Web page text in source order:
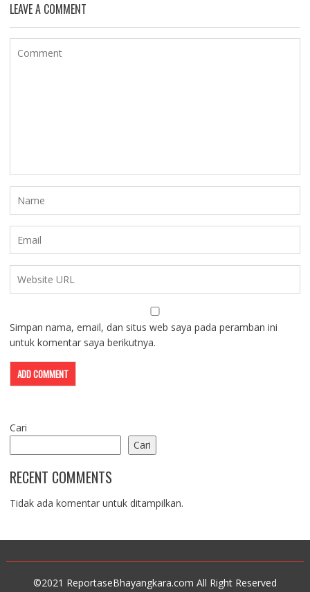
LEAVE A COMMENT
Simpan nama, email, dan situs web saya pada peramban ini
untuk komentar saya berikutnya.
Cari
Cari
RECENT COMMENTS
Tidak ada komentar untuk ditampilkan.
©2021 ReportaseBhayangkara.com All Right Reserved